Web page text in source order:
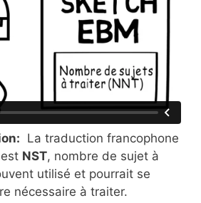
La traduction francophone
NST, nombre de sujet à
utilisé et pourrait se
nécessaire à traiter.